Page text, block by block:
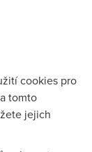
podle
15. května
této změny
sami
stávající
cookies pro
tomto
jejich